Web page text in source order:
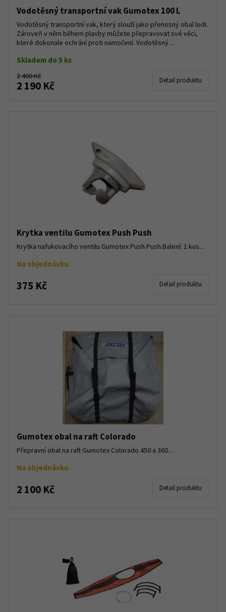
Vodotěsný transportní vak Gumotex 100 L
Vodotěsný transportní vak, který slouží jako přenosný obal lodi.
Zároveň v něm během plavby můžete přepravovat své věci,
které dokonale ochrání proti namočení. Vodotěsný ...
Skladem do 5 ks
2 400 Kč
2 190 Kč Detail produktu
Krytka ventilu Gumotex Push Push
Krytka nafukovacího ventilu Gumotex Push Push.Balení: 1 kus...
Na objednávku
375 Kč Detail produktu
Gumotex obal na raft Colorado
Přepravní obal na raft Gumotex Colorado 450 a 360....
Na objednávku
2 100 Kč Detail produktu